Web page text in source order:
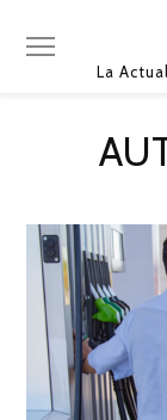
La